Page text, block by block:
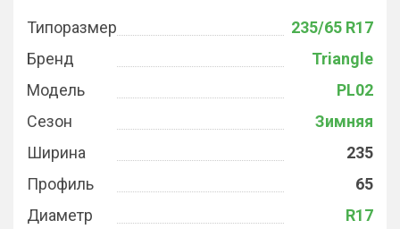
Типоразмер
235/65 R17
Бренд
Triangle
Модель
PL02
Сезон
Зимняя
Ширина
235
Профиль
65
Диаметр
R17